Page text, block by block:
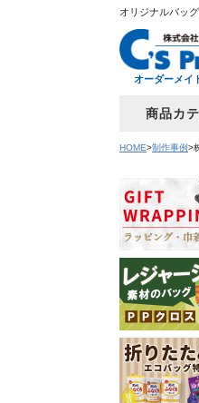
オリジナルバッ
オーダーメイ
商品カ
HOME 制作事例